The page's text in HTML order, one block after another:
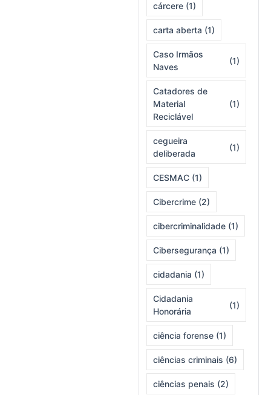
cárcere (1)
carta aberta (1)
Caso Irmãos
Naves
(1)
Catadores de
Material
Reciclável
(1)
cegueira
deliberada
(1)
CESMAC (1)
Cibercrime (2)
cibercriminalidade (1)
Cibersegurança (1)
cidadania (1)
Cidadania
Honorária
(1)
ciência forense (1)
ciências criminais (6)
ciências penais (2)